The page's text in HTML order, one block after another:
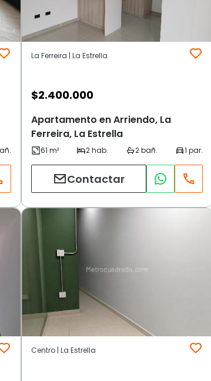
La Ferreira | La Estrella
$2.400.000
Apartamento en Arriendo, La
Ferreira, La Estrella
Contactar
Centro | La Estrella